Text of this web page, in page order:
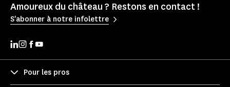
Amoureux du château ? Restons en contact !
S'abonner à notre infolettre
Pour les pros